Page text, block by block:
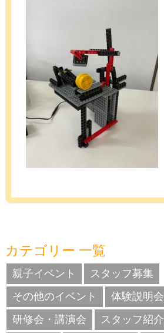
カテゴリー 一覧
親子イベント
スタッフ募集
その他のイベント
体験説明会
研修会・講演会
スタッフ紹介